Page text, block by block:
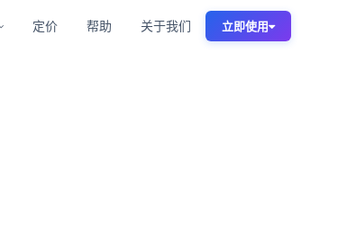
定价 帮助 关于我们 立即使用